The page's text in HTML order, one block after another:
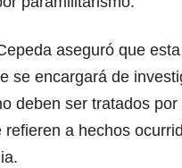
aseguró que
se encargará de
deben ser tratados
a hechos